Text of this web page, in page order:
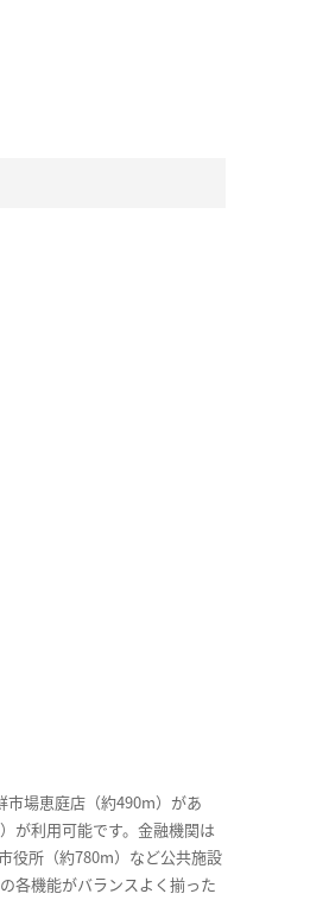
場恵庭店（約490m）があ
が利用可能です。金融機関は
役所（約780m）など公共施設
各機能がバランスよく揃った